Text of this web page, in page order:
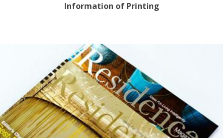
Information of Printing